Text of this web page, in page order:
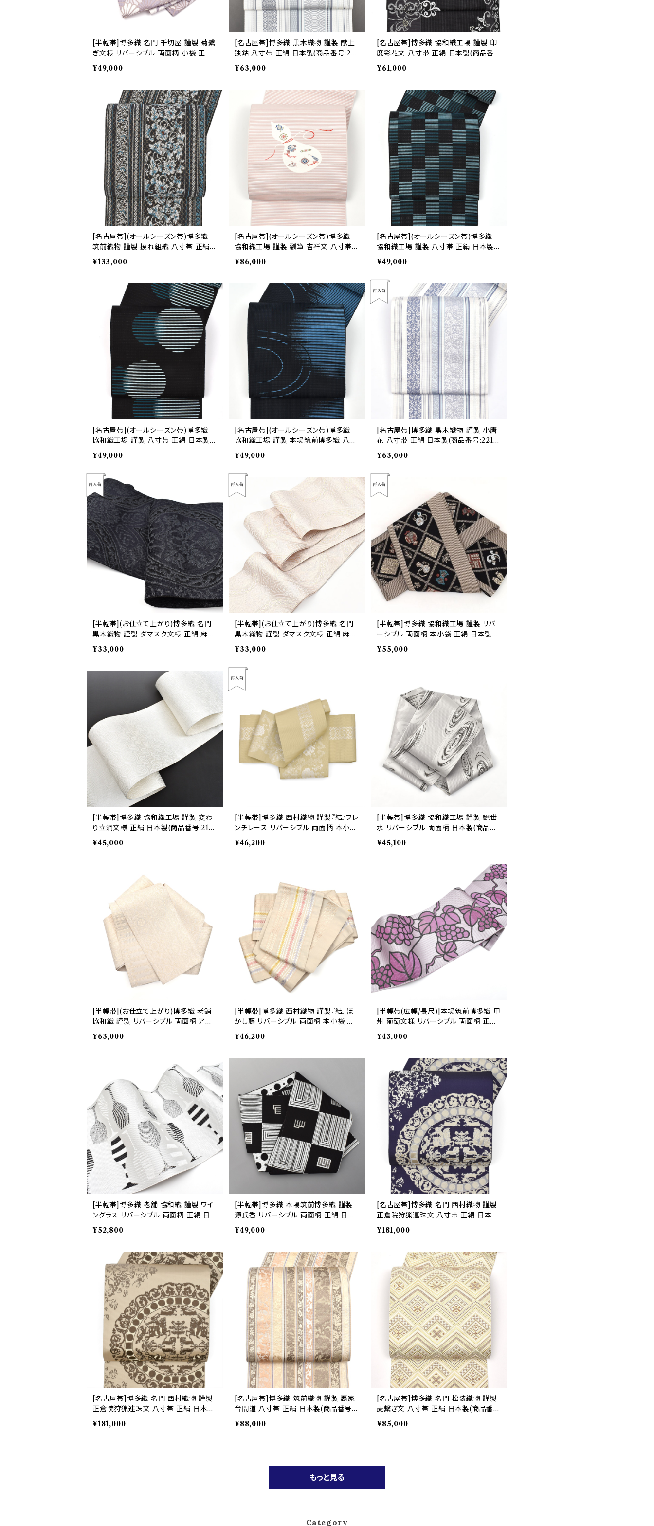
[半幅帯]博多織 名門 千切屋 謹製 菊繋
ぎ文様 リバーシブル 両面柄 小袋 正絹
日本製(商品番号:22497)
¥49,000
[名古屋帯]博多織 黒木織物 謹製 献上
独鈷 八寸帯 正絹 日本製(商品番号:221
08)
¥63,000
[名古屋帯]博多織 協和織工場 謹製 印
度彩花文 八寸帯 正絹 日本製(商品番
号:22103)
¥61,000
[名古屋帯](オールシーズン帯)博多織
筑前織物 謹製 捩れ組織 八寸帯 正絹
日本製(商品番号:22086)
¥133,000
[名古屋帯](オールシーズン帯)博多織
協和織工場 謹製 瓢箪 吉祥文 八寸帯
正絹 日本製(商品番号:22382)
¥86,000
[名古屋帯](オールシーズン帯)博多織
協和織工場 謹製 八寸帯 正絹 日本製
(商品番号:22491)
¥49,000
[名古屋帯](オールシーズン帯)博多織
協和織工場 謹製 八寸帯 正絹 日本製
(商品番号:22489)
¥49,000
[名古屋帯](オールシーズン帯)博多織
協和織工場 謹製 本場筑前博多織 八寸
帯 正絹 日本製(商品番号:22486)
¥49,000
[名古屋帯]博多織 黒木織物 謹製 小唐
花 八寸帯 正絹 日本製(商品番号:2210
9)
¥63,000
[半幅帯](お仕立て上がり)博多織 名門
黒木織物 謹製 ダマスク文様 正絹 麻
日本製(商品番号:21656)
¥33,000
[半幅帯](お仕立て上がり)博多織 名門
黒木織物 謹製 ダマスク文様 正絹 麻
日本製(商品番号:21657)
¥33,000
[半幅帯]博多織 協和織工場 謹製 リバ
ーシブル 両面柄 本小袋 正絹 日本製
(商品番号:15823)
¥55,000
[半幅帯]博多織 協和織工場 謹製 変わ
り立涌文様 正絹 日本製(商品番号:2121
1)
¥45,000
[半幅帯]博多織 西村織物 謹製『結』フレ
ンチレース リバーシブル 両面柄 本小袋
正絹 日本製(商品番号:20876)
¥46,200
[半幅帯]博多織 協和織工場 謹製 観世
水 リバーシブル 両面柄 日本製(商品番
号:22182)
¥45,100
[半幅帯](お仕立て上がり)博多織 老舗
協和織 謹製 リバーシブル 両面柄 アラ
ベスク文様 正絹 日本製(商品番号:221
27)
¥63,000
[半幅帯]博多織 西村織物 謹製『結』ぼ
かし藤 リバーシブル 両面柄 本小袋 正
絹 日本製(商品番号:21677)
¥46,200
[半幅帯(広幅/長尺)]本場筑前博多織 甲
州 葡萄文様 リバーシブル 両面柄 正絹
日本製(商品番号:20040)
¥43,000
[半幅帯]博多織 老舗 協和織 謹製 ワイ
ングラス リバーシブル 両面柄 正絹 日
本製(商品番号:21468)
¥52,800
[半幅帯]博多織 本場筑前博多織 謹製
源氏香 リバーシブル 両面柄 正絹 日本
製(商品番号:21341)
¥49,000
[名古屋帯]博多織 名門 西村織物 謹製
正倉院狩猟連珠文 八寸帯 正絹 日本製
(商品番号:22426)
¥181,000
[名古屋帯]博多織 名門 西村織物 謹製
正倉院狩猟連珠文 八寸帯 正絹 日本製
(商品番号:22427)
¥181,000
[名古屋帯]博多織 筑前織物 謹製 覇家
台間道 八寸帯 正絹 日本製(商品番号:2
2092)
¥88,000
[名古屋帯]博多織 名門 松装織物 謹製
菱繋ぎ文 八寸帯 正絹 日本製(商品番
号:22097)
¥85,000
もっと見る
Category